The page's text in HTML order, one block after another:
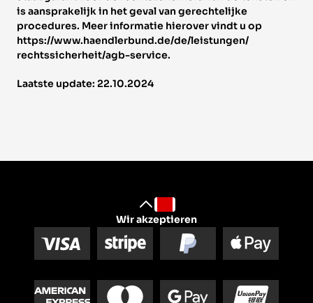
is aansprakelijk in het geval van gerechtelijke
procedures. Meer informatie hierover vindt u op
https://www.haendlerbund.de/de/leistungen/
rechtssicherheit/agb-service.
Laatste update: 22.10.2024
Wir akzeptieren